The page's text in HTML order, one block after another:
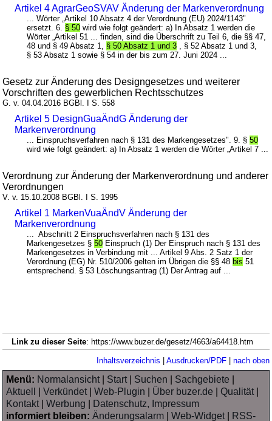
Artikel 4 AgrarGeoSVAV Änderung der Markenverordnung
... Wörter „Artikel 10 Absatz 4 der Verordnung (EU) 2024/1143"
ersetzt. 6. § 50 wird wie folgt geändert: a) In Absatz 1 werden die
Wörter „Artikel 51 ... finden, sind die Überschrift zu Teil 6, die §§ 47,
48 und § 49 Absatz 1, § 50 Absatz 1 und 3 , § 52 Absatz 1 und 3,
§ 53 Absatz 1 sowie § 54 in der bis zum 27. Juni 2024 ...
Gesetz zur Änderung des Designgesetzes und weiterer
Vorschriften des gewerblichen Rechtsschutzes
G. v. 04.04.2016 BGBl. I S. 558
Artikel 5 DesignGuaÄndG Änderung der
Markenverordnung
... Einspruchsverfahren nach § 131 des Markengesetzes". 9. §50
wird wie folgt geändert: a) In Absatz 1 werden die Wörter „Artikel 7 ...
Verordnung zur Änderung der Markenverordnung und anderer
Verordnungen
V. v. 15.10.2008 BGBl. I S. 1995
Artikel 1 MarkenVuaÄndV Änderung der
Markenverordnung
... Abschnitt 2 Einspruchsverfahren nach § 131 des
Markengesetzes §50 Einspruch (1) Der Einspruch nach § 131 des
Markengesetzes in Verbindung mit ... Artikel 9 Abs. 2 Satz 1 der
Verordnung (EG) Nr. 510/2006 gelten im Übrigen die §§ 48 bis 51
entsprechend. § 53 Löschungsantrag (1) Der Antrag auf ...
Link zu dieser Seite: https://www.buzer.de/gesetz/4663/a64418.htm
Inhaltsverzeichnis Ausdrucken/PDF| nach oben
Menü: Normalansicht| Start| Suchen Sachgebiete
Aktuell
|Verkündet|Web-Plugin Über buzer.de |Qualität|
Kontakt|Werbung
Datenschutz, Impressum
informiert bleiben: Änderungsalarm |Web-Widget| RSS-